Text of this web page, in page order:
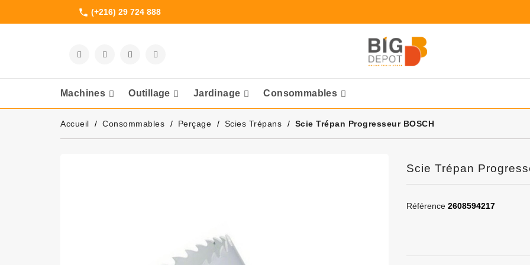
phone (+216) 29 724 888
Machines Outillage Jardinage Consommables
Accueil Consommables Perçage Scies Trépans Scie Trépan Progresseur BOSCH
Scie Trépan
Référence 2608594217